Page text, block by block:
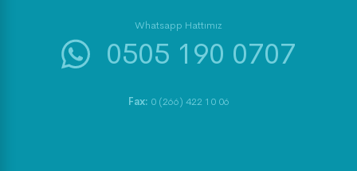
Whatsapp Hattımız
0505 190 0707
Fax: 0 (266) 422 10 06